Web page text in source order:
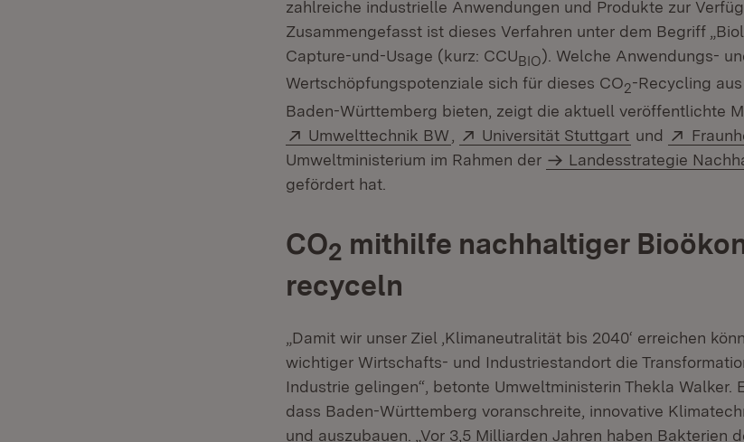
zahlreiche industrielle Anwendungen und Produkte zur
Zusammengefasst ist dieses Verfahren unter dem Begriff
Capture-und-Usage (kurz: CCUBIO). Welche Anwendungs-
Wertschöpfungspotenziale sich für dieses CO2-Recycling
Baden-Württemberg bieten, zeigt die aktuell veröffentlichte
Extern:
Umwelttechnik BW (Öffnet in neuem Fenster)
Extern:
Universität Stuttgart (Öffnet in
und Extern:
Umweltministerium im Rahmen der
Landesstrategie
gefördert hat.
CO2 mithilfe nachhaltiger
recyceln
„Damit wir unser Ziel ‚Klimaneutralität bis 2040‘ erreichen
wichtiger Wirtschafts- und Industriestandort die
Industrie gelingen“, betonte Umweltministerin Thekla Walker.
dass Baden-Württemberg voranschreite, innovative
und auszubauen. „Vor 3,5 Milliarden Jahren haben Bakterien